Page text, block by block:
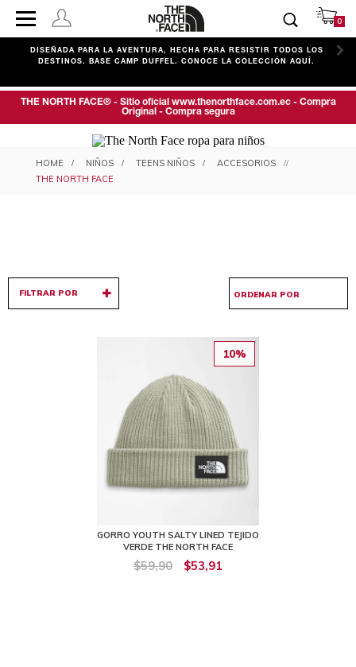
0
DISEÑADA PARA LA AVENTURA, HECHA PARA RESISTIR TODOS LOS
DESTINOS. BASE CAMP DUFFEL. CONOCE LA COLECCIÓN AQUÍ.
THE NORTH FACE® - Sitio oficial www.thenorthface.com.ec - Compra
Original - Compra segura
ACCESORIOS PARA NIÑO
NIÑOS TEENS NIÑOS
ACCESORIOS
THE NORTH FACE
FILTRAR POR
10%
GORRO YOUTH SALTY LINED TEJIDO
VERDE THE NORTH FACE
$59,90 $53,91